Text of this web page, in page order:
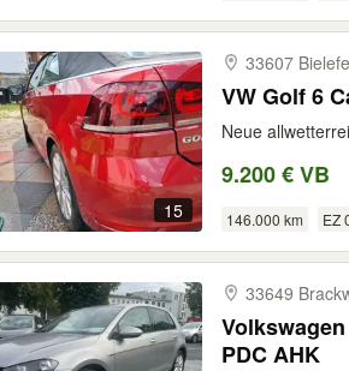
15
33607
VW Golf 6
Neue
9.200 € VB
146.000 km EZ
33649
PDC AHK